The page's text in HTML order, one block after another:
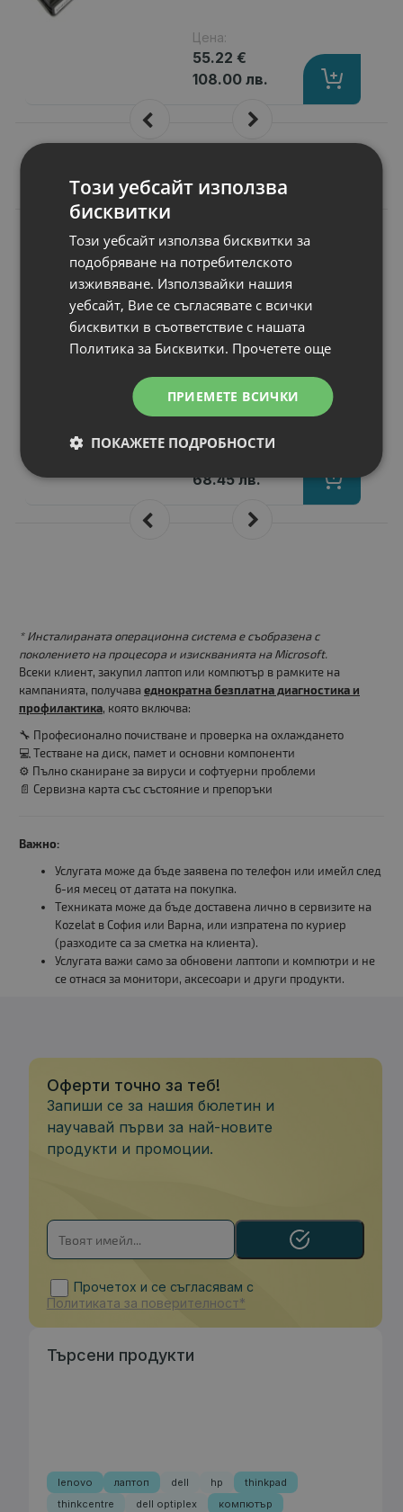
Цена:
55.22 €
108.00 лв.
Подобни продукти
N
Батерия за лаптоп
Asus Pro Series
Pro23FT
Волтаж
: Заместител
Цена:
68.45 лв.
* Инсталираната операционна система е съобразена с
поколението на процесора и изискванията на Microsoft.
Всеки клиент, закупил лаптоп или компютър в рамките на
кампанията, получава еднократна безплатна диагностика и
профилактика, която включва:
🔧 Професионално почистване и проверка на охлаждането
💻 Тестване на диск, памет и основни компоненти
⚙️ Пълно сканиране за вируси и софтуерни проблеми
📄 Сервизна карта със състояние и препоръки
Важно:
Услугата може да бъде заявена по телефон или имейл след
6-ия месец от датата на покупка.
Техниката може да бъде доставена лично в сервизите на
Kozelat в София или Варна, или изпратена по куриер
(разходите са за сметка на клиента).
Услугата важи само за обновени лаптопи и компютри и не
се отнася за монитори, аксесоари и други продукти.
Оферти точно за теб!
Запиши се за нашия бюлетин и
научавай първи за най-новите
продукти и промоции.
Прочетох и се съгласявам с
Политиката за поверителност*
Търсени продукти
lenovo лаптоп dell hp
thinkpad
thinkcentre
dell optiplex
компютър
Този уебсайт използва
бисквитки
Този уебсайт използва бисквитки за
подобряване на потребителското
изживяване. Използвайки нашия
уебсайт, Вие се съгласявате с всички
бисквитки в съответствие с нашата
Политика за Бисквитки. Прочетете още
ПРИЕМЕТЕ ВСИЧКИ
ПОКАЖЕТЕ ПОДРОБНОСТИ